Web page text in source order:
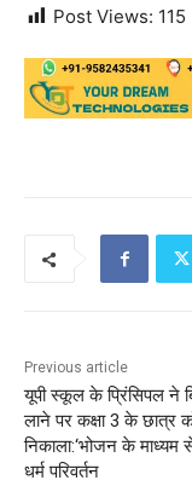
Post Views: 115
Previous article
यूपी स्कूल के प्रिंसिपल ने
लाने पर कक्षा 3 के छात्र
निकाला:‘भोजन के माध्यम
धर्म परिवर्तन